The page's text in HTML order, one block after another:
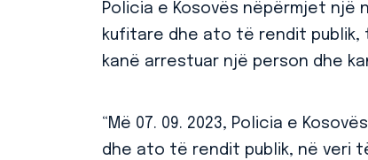
Policia e Kosovës nëpërmjet
kufitare dhe ato të rendit
kanë arrestuar një person dhe
“Më 07. 09. 2023, Policia e
dhe ato të rendit publik, në veri